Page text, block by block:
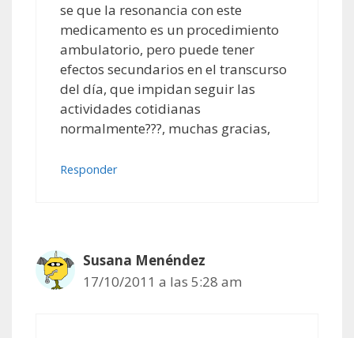
se que la resonancia con este
medicamento es un procedimiento
ambulatorio, pero puede tener
efectos secundarios en el transcurso
del día, que impidan seguir las
actividades cotidianas
normalmente???, muchas gracias,
Responder
Susana Menéndez
17/10/2011 a las 5:28 am